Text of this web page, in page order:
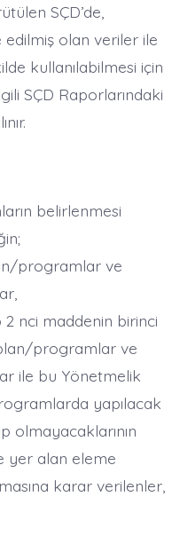
SÇD’de,
edilmiş olan veriler ile
kullanılabilmesi için
SÇD Raporlarındaki
belirlenmesi
programlar ve
2 nci maddenin birinci
programlar ve
ile bu Yönetmelik
yapılacak
olmayacaklarının
yer alan eleme
karar verilenler,